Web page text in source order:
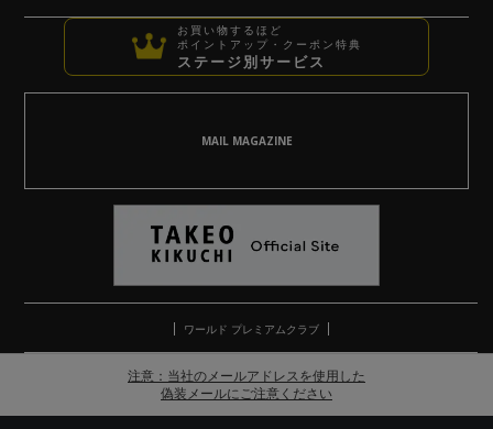
お買い物するほど
ポイントアップ・クーポン特典
ステージ別サービス
MAIL MAGAZINE
ワールド プレミアムクラブ
注意：当社のメールアドレスを使用した
偽装メールにご注意ください